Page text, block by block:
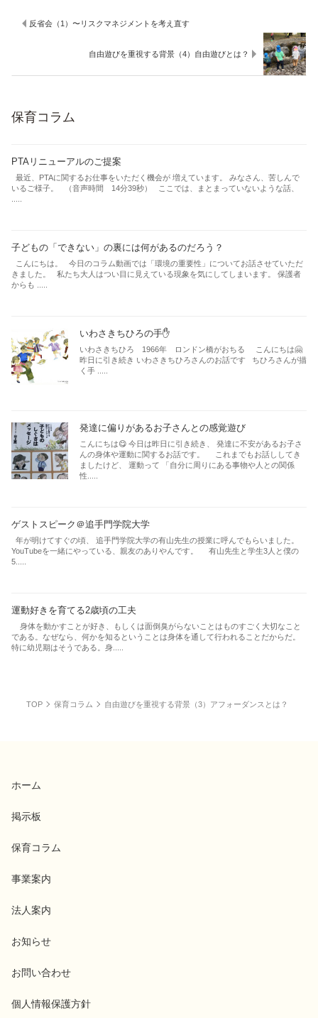
反省会（1）〜リスクマネジメントを考え直す
自由遊びを重視する背景（4）自由遊びとは？
保育コラム
PTAリニューアルのご提案
最近、PTAに関するお仕事をいただく機会が 増えています。 みなさん、苦しんで
いるご様子。 （音声時間 14分39秒） ここでは、まとまっていないような話、
.....
子どもの「できない」の裏には何があるのだろう？
こんにちは。 今日のコラム動画では「環境の重要性」についてお話させていただ
きました。 私たち大人はつい目に見えている現象を気にしてしまいます。 保護者
からも .....
いわさきちひろの手✋
いわさきちひろ 1966年 ロンドン橋がおちる こんにちは🤗
昨日に引き続き いわさきちひろさんのお話です ちひろさんが描
く手 .....
発達に偏りがあるお子さんとの感覚遊び
こんにちは😋 今日は昨日に引き続き、 発達に不安があるお子さ
んの身体や運動に関するお話です。 これまでもお話ししてき
ましたけど、 運動って 「自分に周りにある事物や人との関係
性.....
ゲストスピーク＠追手門学院大学
年が明けてすぐの頃、 追手門学院大学の有山先生の授業に呼んでもらいました。
YouTubeを一緒にやっている、親友のありやんです。 有山先生と学生3人と僕の
5.....
運動好きを育てる2歳頃の工夫
身体を動かすことが好き、もしくは面倒臭がらないことはものすごく大切なこと
である。なぜなら、何かを知るということは身体を通して行われることだからだ。
特に幼児期はそうである。身.....
TOP 保育コラム 自由遊びを重視する背景（3）アフォーダンスとは？
ホーム
掲示板
保育コラム
事業案内
法人案内
お知らせ
お問い合わせ
個人情報保護方針